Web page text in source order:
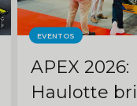
EVENTOS
APEX 2026:
Haulotte